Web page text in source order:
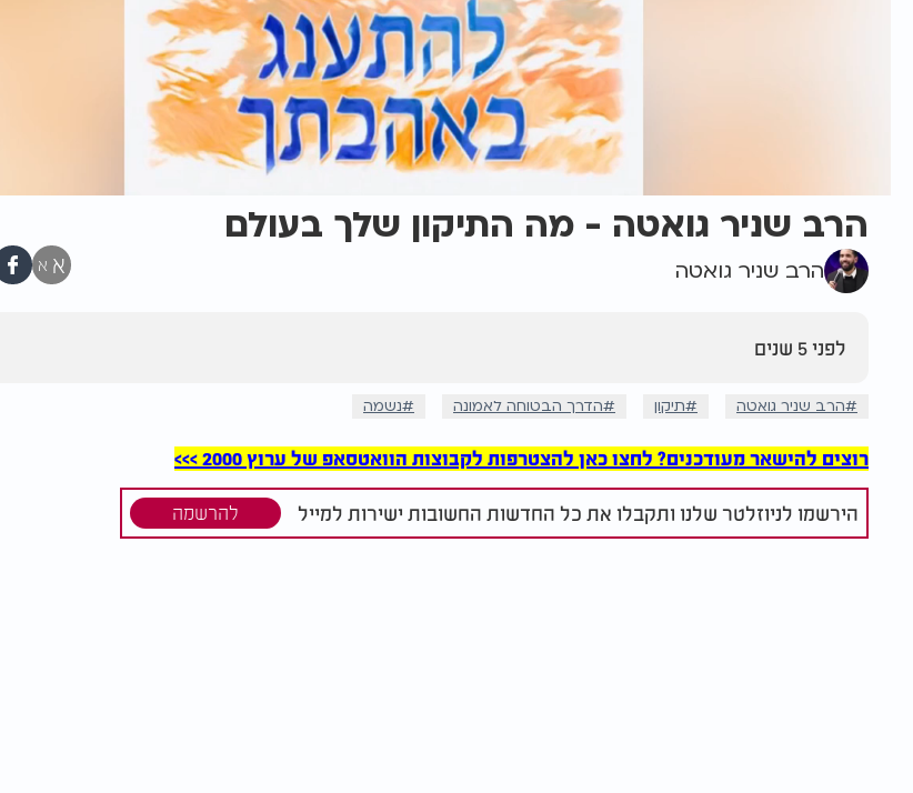
הרב שניר גואטה - מה התיקון שלך בעולם
הרב שניר גואטה א א
לפני 5 שנים
הרב שניר גואטה תיקון הדרך הבטוחה לאמונה נשמה
רוצים להישאר מעודכנים? לחצו כאן להצטרפות לקבוצות הוואטסאפ של ערוץ 2000 >>>
הירשמו לניוזלטר שלנו ותקבלו את כל החדשות החשובות ישירות למייל להרשמה